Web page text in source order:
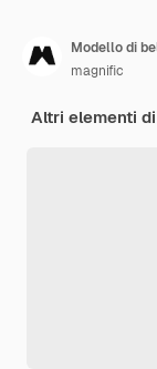
Modello di
magnific
Altri elementi